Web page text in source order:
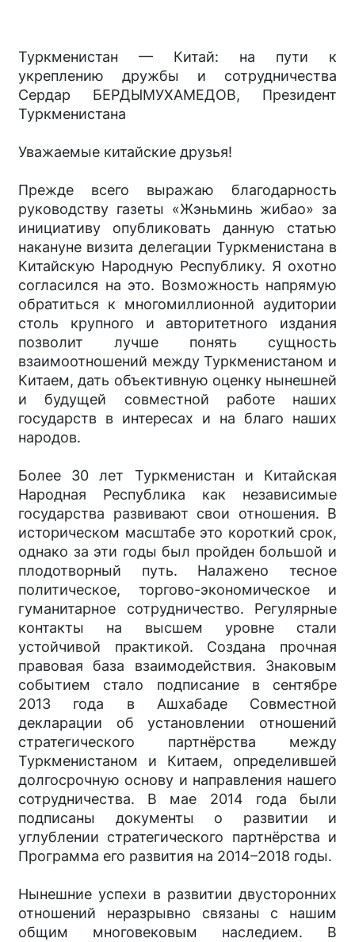
Туркменистан — Китай: на пути к
укреплению дружбы и сотрудничества
Сердар БЕРДЫМУХАМЕДОВ, Президент
Туркменистана
Уважаемые китайские друзья!
Прежде всего выражаю благодарность
руководству газеты «Жэньминь жибао» за
инициативу опубликовать данную статью
накануне визита делегации Туркменистана в
Китайскую Народную Республику. Я охотно
согласился на это. Возможность напрямую
обратиться к многомиллионной аудитории
столь крупного и авторитетного издания
позволит лучше понять сущность
взаимоотношений между Туркменистаном и
Китаем, дать объективную оценку нынешней
и будущей совместной работе наших
государств в интересах и на благо наших
народов.
Более 30 лет Туркменистан и Китайская
Народная Республика как независимые
государства развивают свои отношения. В
историческом масштабе это короткий срок,
однако за эти годы был пройден большой и
плодотворный путь. Налажено тесное
политическое, торгово-экономическое и
гуманитарное сотрудничество. Регулярные
контакты на высшем уровне стали
устойчивой практикой. Создана прочная
правовая база взаимодействия. Знаковым
событием стало подписание в сентябре
2013 года в Ашхабаде Совместной
декларации об установлении отношений
стратегического партнёрства между
Туркменистаном и Китаем, определившей
долгосрочную основу и направления нашего
сотрудничества. В мае 2014 года были
подписаны документы о развитии и
углублении стратегического партнёрства и
Программа его развития на 2014–2018 годы.
Нынешние успехи в развитии двусторонних
отношений неразрывно связаны с нашим
общим многовековым наследием. В